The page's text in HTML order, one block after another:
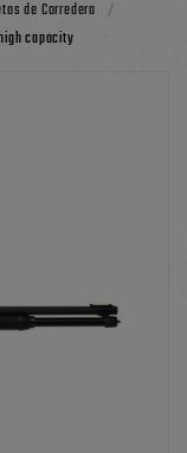
de Corredera
capacity